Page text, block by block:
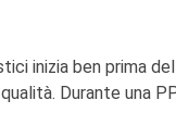
inizia ben prima
Durante una